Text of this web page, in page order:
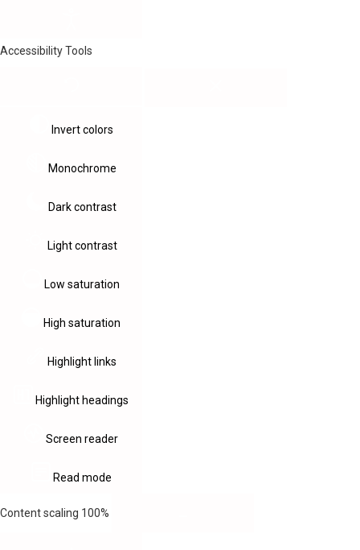
Accessibility Tools
Invert colors
Monochrome
Dark contrast
Light contrast
Low saturation
High saturation
Highlight links
Highlight headings
Screen reader
Read mode
Content scaling 100%